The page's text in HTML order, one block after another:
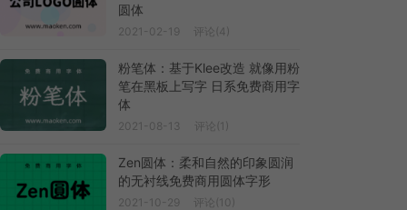
圆体
2021-02-19 评论(4)
粉笔体：基于Klee改造 就像用粉
笔在黑板上写字 日系免费商用字
体
2021-08-13 评论(1)
Zen圆体：柔和自然的印象圆润
的无衬线免费商用圆体字形
2021-10-29 评论(10)